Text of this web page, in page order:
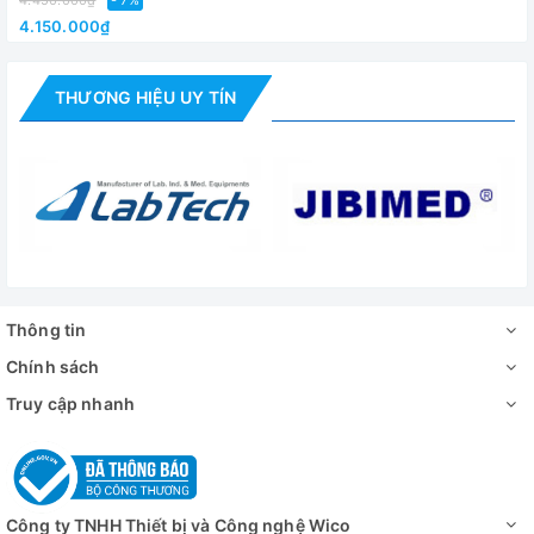
Nguồn điện
Kích thước
[D×W×H]
Tính năng khác Phím chuyển đổi Speed/
4.150.000₫
THƯƠNG HIỆU UY TÍN
Thông tin
Chính sách
Truy cập nhanh
Công ty TNHH Thiết bị và Công nghệ Wico